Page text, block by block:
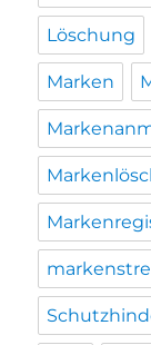
Löschung
Marken